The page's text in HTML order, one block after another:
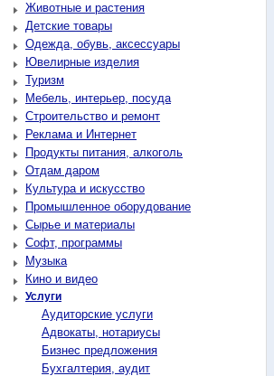
Животные и растения
Детские товары
Одежда, обувь, аксессуары
Ювелирные изделия
Туризм
Мебель, интерьер, посуда
Строительство и ремонт
Реклама и Интернет
Продукты питания, алкоголь
Отдам даром
Культура и искусство
Промышленное оборудование
Сырье и материалы
Софт, программы
Музыка
Кино и видео
Услуги
Аудиторские услуги
Адвокаты, нотариусы
Бизнес предложения
Бухгалтерия, аудит